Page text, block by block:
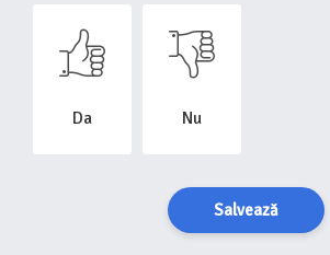
Da Nu
Salvează